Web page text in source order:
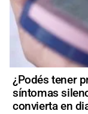
¿Podés tener
síntomas
convierta en